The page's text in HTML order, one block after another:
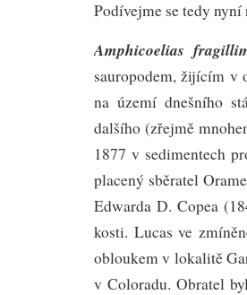
Podívejme se tedy
Amphicoelias
sauropodem, žijícím
na území dnešního
dalšího (zřejmě
1877 v sedimentech
placený sběratel
Edwarda D. Copea
kosti. Lucas ve
obloukem v lokalitě
v Coloradu. Obratel